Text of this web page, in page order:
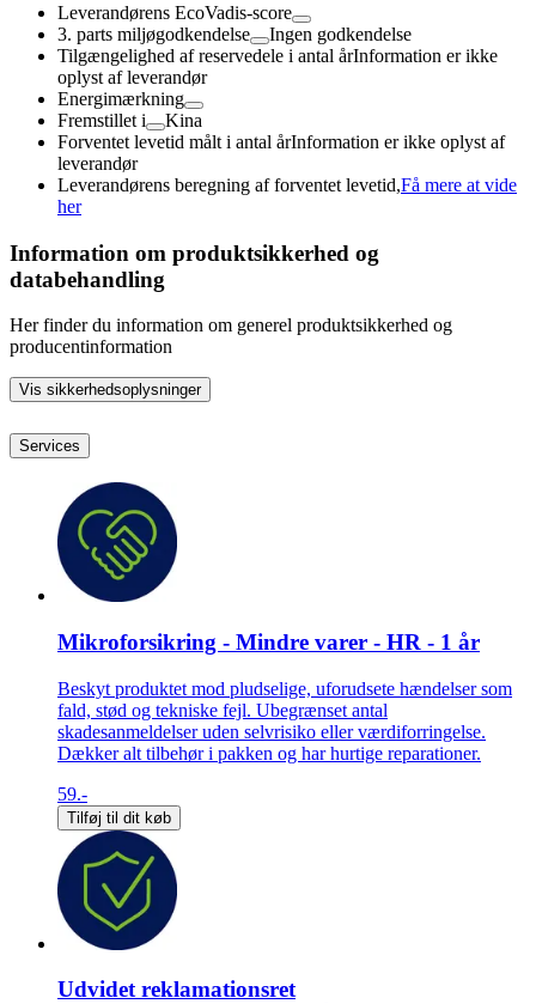
Leverandørens EcoVadis-score
3. parts miljøgodkendelse
Ingen godkendelse
Tilgængelighed af reservedele i antal årInformation er ikke
oplyst af leverandør
Energimærkning
Fremstillet i
Kina
Forventet levetid målt i antal årInformation er ikke oplyst af
leverandør
Leverandørens beregning af forventet levetid,Få mere at vide
her
Information om produktsikkerhed og
databehandling
Her finder du information om generel produktsikkerhed og
producentinformation
Vis sikkerhedsoplysninger
Services
Mikroforsikring - Mindre varer - HR - 1 år
Beskyt produktet mod pludselige, uforudsete hændelser som
fald, stød og tekniske fejl. Ubegrænset antal
skadesanmeldelser uden selvrisiko eller værdiforringelse.
Dækker alt tilbehør i pakken og har hurtige reparationer.
59.-
Tilføj til dit køb
Udvidet reklamationsret